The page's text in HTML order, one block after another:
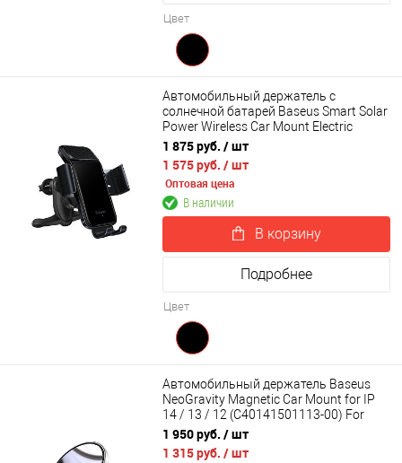
Цвет
Автомобильный держатель с
солнечной батарей Baseus Smart Solar
Power Wireless Car Mount Electric
Holder Black (SUZG000001)
1 875 руб. / шт
1 575 руб. / шт
Оптовая цена
В наличии
В корзину
Подробнее
Цвет
Автомобильный держатель Baseus
NeoGravity Magnetic Car Mount for IP
14 / 13 / 12 (C40141501113-00) For
Dashboards and Air Outlets
1 950 руб. / шт
1 315 руб. / шт